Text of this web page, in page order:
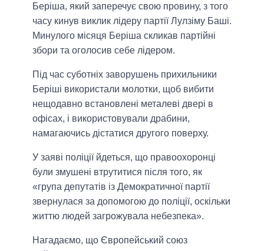
Беріша, який заперечує свою провину, з того
часу кинув виклик лідеру партії Лулзіму Баші.
Минулого місяця Беріша скликав партійні
збори та оголосив себе лідером.
Під час суботніх заворушень прихильники
Беріші використали молотки, щоб вибити
нещодавно встановлені металеві двері в
офісах, і використовували драбини,
намагаючись дістатися другого поверху.
У заяві поліції йдеться, що правоохоронці
були змушені втрутитися після того, як
«група депутатів із Демократичної партії
звернулася за допомогою до поліції, оскільки
життю людей загрожувала небезпека».
Нагадаємо, що Європейський союз